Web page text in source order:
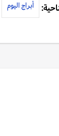
أبراج اليوم